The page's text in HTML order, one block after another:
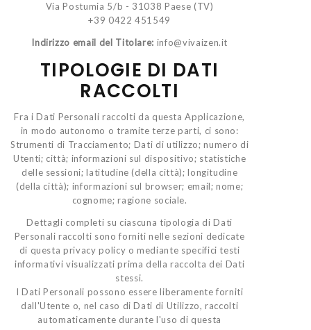
Via Postumia 5/b - 31038 Paese (TV)
+39 0422 451549
Indirizzo email del Titolare: info@vivaizen.it
TIPOLOGIE DI DATI
RACCOLTI
Fra i Dati Personali raccolti da questa Applicazione,
in modo autonomo o tramite terze parti, ci sono:
Strumenti di Tracciamento; Dati di utilizzo; numero di
Utenti; città; informazioni sul dispositivo; statistiche
delle sessioni; latitudine (della città); longitudine
(della città); informazioni sul browser; email; nome;
cognome; ragione sociale.
Dettagli completi su ciascuna tipologia di Dati
Personali raccolti sono forniti nelle sezioni dedicate
di questa privacy policy o mediante specifici testi
informativi visualizzati prima della raccolta dei Dati
stessi.
I Dati Personali possono essere liberamente forniti
dall'Utente o, nel caso di Dati di Utilizzo, raccolti
automaticamente durante l'uso di questa